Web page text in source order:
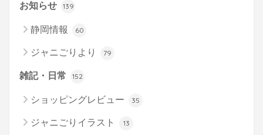
お知らせ 139
静岡情報 60
ジャニごりより 79
雑記・日常 152
ショッピングレビュー 35
ジャニごりイラスト 13